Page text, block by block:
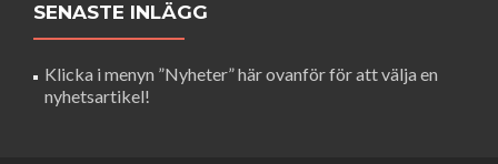
SENASTE INLÄGG
Klicka i menyn ”Nyheter” här ovanför för att välja en
nyhetsartikel!